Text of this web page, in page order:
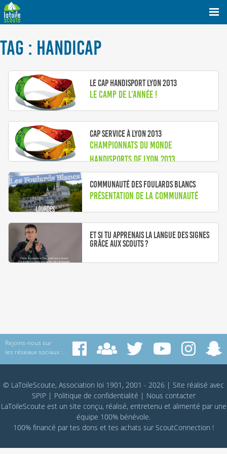
TAG : HANDICAP
Le Cap handisport Lyon 2013
Le camp de l’année !
Cap service à Lyon 2013
Championnats du monde
handisports de Lyon 2013
Communauté des Foulards blancs
Présentation de la communauté
Et si tu apprenais la langue des signes
grâce aux scouts ?
Rejoins-nous sur
les réseaux sociaux :
© LaToileScoute, Association loi 1901, 2001 - 2026 | Site réalisé avec
SPIP| Politique de confidentialité | Nous contacter
LaToileScoute est un site conçu, réalisé, entretenu et alimenté par une
équipe 100% bénévole.
100% financé par tes dons et tes achats sur ScoutConnection !